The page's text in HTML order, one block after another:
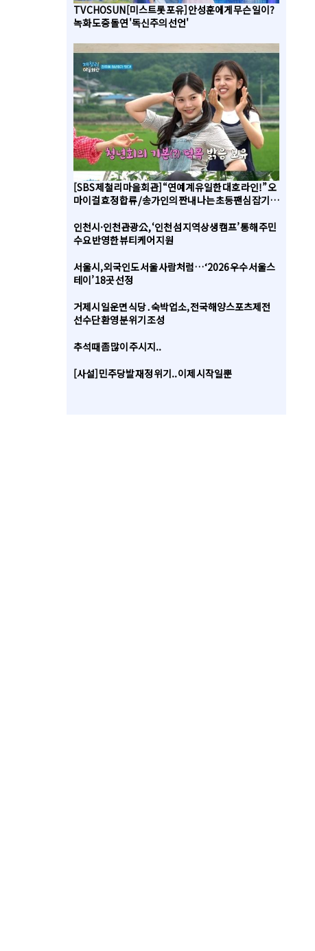
TV CHOSUN [미스트롯 포유] 안성훈에게 무슨 일이?
녹화 도중 돌연 '독신주의 선언'
[SBS 제철리 마을회관] “연예계 유일한 대호 라인!” 오
마이걸 효정 합류 / 송가인의 짠내 나는 초등팬심 잡기 도
인천시·인천관광公, ‘인천 섬 지역상생 캠프’ 통해 주민
수요 반영한 뷰티케어 지원
서울시, 외국인도 서울 사람처럼… ‘2026 우수 서울스
테이’ 18곳 선정
거제시 일운면 식당․숙박업소, 전국해양스포츠제전
선수단 환영 분위기 조성
추석때 좀 많이 주시지..
[사설] 민주당발 재정 위기.. 이제 시작일뿐